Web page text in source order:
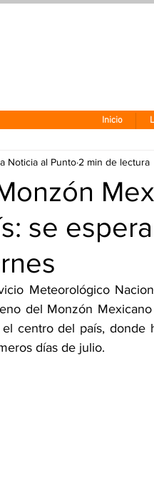
Inicio
se
Noticia al Punto 2 min de lectura
Meteorológico
del Monzón Mexicano
centro del país, donde
días de julio.